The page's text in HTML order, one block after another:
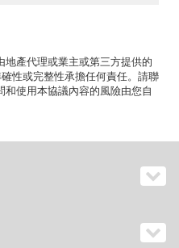
產代理或業主或第三方提供的
性或完整性承擔任何責任。請聯
使用本協議內容的風險由您自